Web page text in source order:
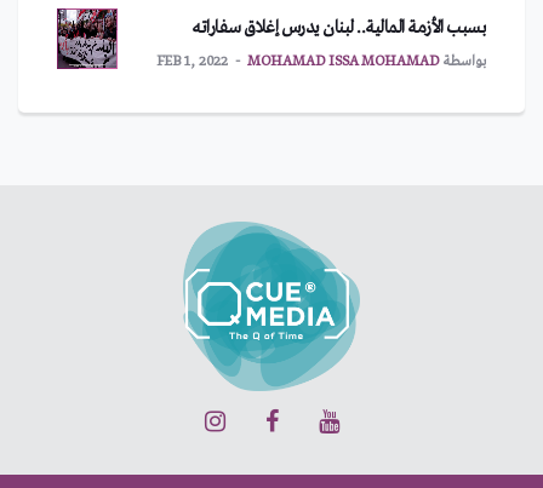
بسبب الأزمة المالية.. لبنان يدرس إغلاق سفاراته
بواسطةMOHAMAD ISSA MOHAMAD
FEB 1, 2022